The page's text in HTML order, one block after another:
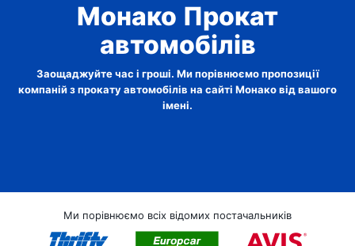
Монако Прокат
автомобілів
Заощаджуйте час і гроші. Ми порівнюємо пропозиції
компаній з прокату автомобілів на сайті Монако від вашого
імені.
Ми порівнюємо всіх відомих постачальників